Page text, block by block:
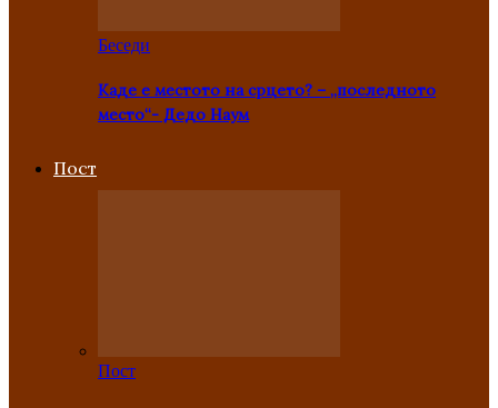
Беседи
Каде е местото на срцето? – „последното
место“- Дедо Наум
Пост
Пост